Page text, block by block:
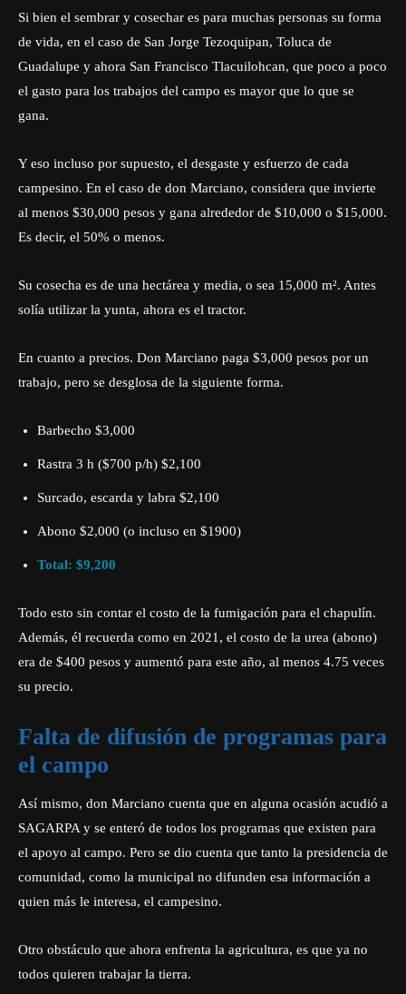
Si bien el sembrar y cosechar es para muchas personas su forma
de vida, en el caso de San Jorge Tezoquipan, Toluca de
Guadalupe y ahora San Francisco Tlacuilohcan, que poco a poco
el gasto para los trabajos del campo es mayor que lo que se
gana.
Y eso incluso por supuesto, el desgaste y esfuerzo de cada
campesino. En el caso de don Marciano, considera que invierte
al menos $30,000 pesos y gana alrededor de $10,000 o $15,000.
Es decir, el 50% o menos.
Su cosecha es de una hectárea y media, o sea 15,000 m². Antes
solía utilizar la yunta, ahora es el tractor.
En cuanto a precios. Don Marciano paga $3,000 pesos por un
trabajo, pero se desglosa de la siguiente forma.
Barbecho $3,000
Rastra 3 h ($700 p/h) $2,100
Surcado, escarda y labra $2,100
Abono $2,000 (o incluso en $1900)
Total: $9,200
Todo esto sin contar el costo de la fumigación para el chapulín.
Además, él recuerda como en 2021, el costo de la urea (abono)
era de $400 pesos y aumentó para este año, al menos 4.75 veces
su precio.
Falta de difusión de programas para
el campo
Así mismo, don Marciano cuenta que en alguna ocasión acudió a
SAGARPA y se enteró de todos los programas que existen para
el apoyo al campo. Pero se dio cuenta que tanto la presidencia de
comunidad, como la municipal no difunden esa información a
quien más le interesa, el campesino.
Otro obstáculo que ahora enfrenta la agricultura, es que ya no
todos quieren trabajar la tierra.